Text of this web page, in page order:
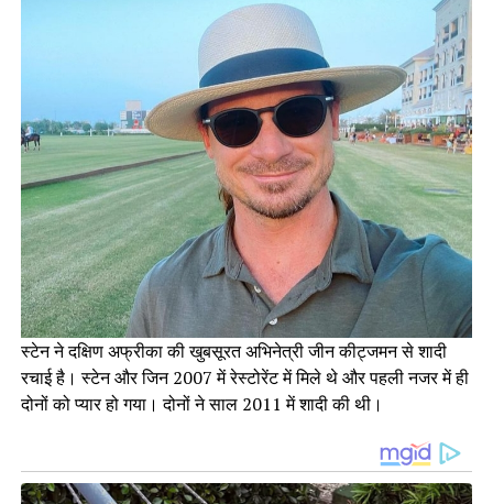
स्टेन ने दक्षिण अफ्रीका की खुबसूरत अभिनेत्री जीन कीट्जमन से शादी
रचाई है। स्टेन और जिन 2007 में रेस्टोरेंट में मिले थे और पहली नजर में ही
दोनों को प्यार हो गया। दोनों ने साल 2011 में शादी की थी।